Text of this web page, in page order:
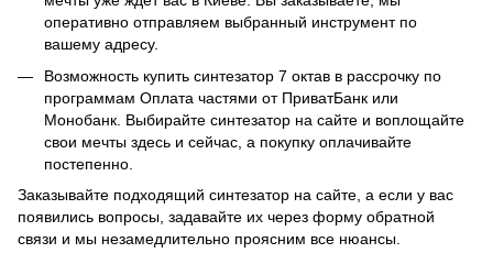
оперативно отправляем выбранный инструмент по
вашему адресу.
Возможность купить синтезатор 7 октав в рассрочку по
программам Оплата частями от ПриватБанк или
Монобанк. Выбирайте синтезатор на сайте и воплощайте
свои мечты здесь и сейчас, а покупку оплачивайте
постепенно.
Заказывайте подходящий синтезатор на сайте, а если у вас
появились вопросы, задавайте их через форму обратной
связи и мы незамедлительно проясним все нюансы.